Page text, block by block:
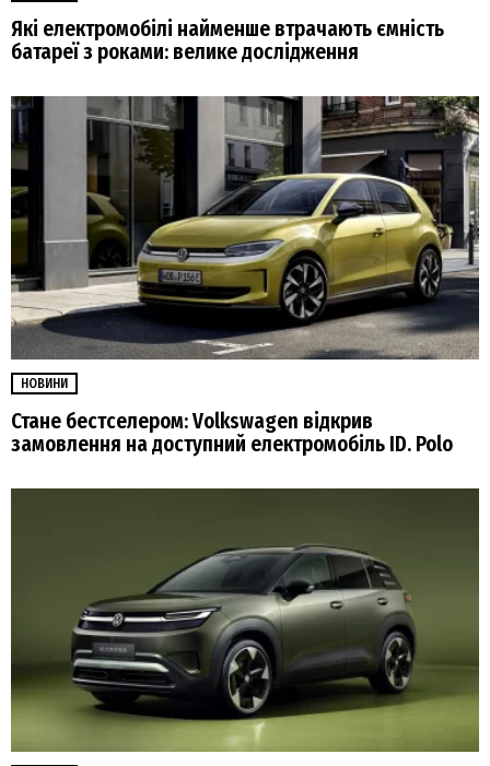
Які електромобілі найменше втрачають ємність
батареї з роками: велике дослідження
НОВИНИ
Стане бестселером: Volkswagen відкрив
замовлення на доступний електромобіль ID. Polo